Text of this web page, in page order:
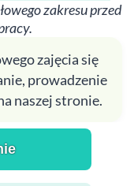
zakresu przed
zajęcia się
prowadzenie
naszej stronie.